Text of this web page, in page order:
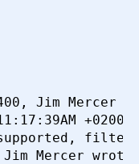
в 14:19:23
authentication
27 апреля
Jim Mercer
Jim Mercer